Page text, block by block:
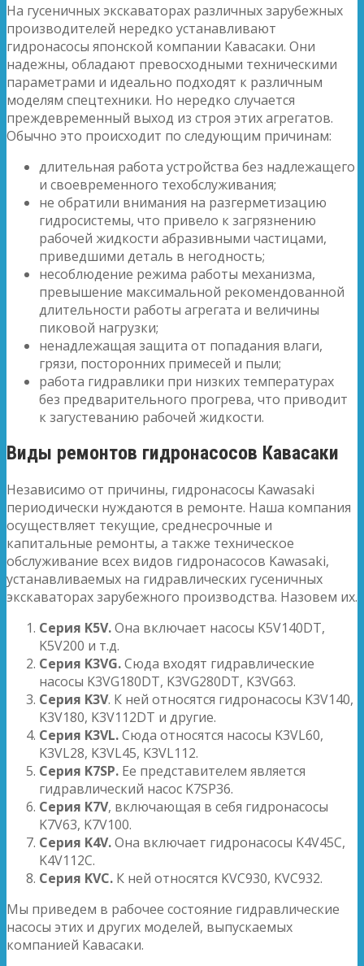
На гусеничных экскаваторах различных зарубежных
производителей нередко устанавливают
гидронасосы японской компании Кавасаки. Они
надежны, обладают превосходными техническими
параметрами и идеально подходят к различным
моделям спецтехники. Но нередко случается
преждевременный выход из строя этих агрегатов.
Обычно это происходит по следующим причинам:
длительная работа устройства без надлежащего
и своевременного техобслуживания;
не обратили внимания на разгерметизацию
гидросистемы, что привело к загрязнению
рабочей жидкости абразивными частицами,
приведшими деталь в негодность;
несоблюдение режима работы механизма,
превышение максимальной рекомендованной
длительности работы агрегата и величины
пиковой нагрузки;
ненадлежащая защита от попадания влаги,
грязи, посторонних примесей и пыли;
работа гидравлики при низких температурах
без предварительного прогрева, что приводит
к загустеванию рабочей жидкости.
Виды ремонтов гидронасосов Кавасаки
Независимо от причины, гидронасосы Kawasaki
периодически нуждаются в ремонте. Наша компания
осуществляет текущие, среднесрочные и
капитальные ремонты, а также техническое
обслуживание всех видов гидронасосов Kawasaki,
устанавливаемых на гидравлических гусеничных
экскаваторах зарубежного производства. Назовем их.
Серия K5V.Она включает насосы K5V140DT,
K5V200 и т.д.
Серия K3VG.Сюда входят гидравлические
насосы K3VG180DT, K3VG280DT, K3VG63.
Серия K3V. К ней относятся гидронасосы K3V140,
K3V180, K3V112DT и другие.
Серия K3VL.Сюда относятся насосы K3VL60,
K3VL28, K3VL45, K3VL112.
Серия K7SP. Ее представителем является
гидравлический насос K7SP36.
Серия K7V, включающая в себя гидронасосы
K7V63, K7V100.
Серия K4V.Она включает гидронасосы K4V45C,
K4V112C.
Серия KVC. К ней относятся KVC930, KVC932.
Мы приведем в рабочее состояние гидравлические
насосы этих и других моделей, выпускаемых
компанией Кавасаки.